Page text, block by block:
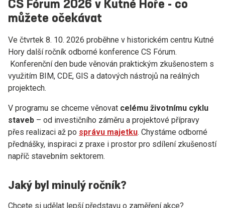
CS Fórum 2026 v Kutné Hoře - co
můžete očekávat
Ve čtvrtek 8. 10. 2026 proběhne v historickém centru Kutné
Hory další ročník odborné konference CS Fórum.
Konferenční den bude věnován praktickým zkušenostem s
využitím BIM, CDE, GIS a datových nástrojů na reálných
projektech.
V programu se chceme věnovat celému životnímu cyklu
staveb – od investičního záměru a projektové přípravy
přes realizaci až po správu majetku. Chystáme odborné
přednášky, inspiraci z praxe i prostor pro sdílení zkušeností
napříč stavebním sektorem.
Jaký byl minulý ročník?
Chcete si udělat lepší představu o zaměření akce?